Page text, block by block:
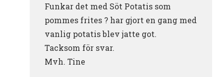
Funkar det med Söt Potatis som
pommes frites ? har gjort en gang med
vanlig potatis blev jatte got.
Tacksom för svar.
Mvh. Tine